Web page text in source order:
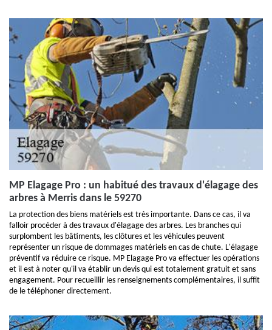
MP Elagage Pro : un habitué des travaux d'élagage des
arbres à Merris dans le 59270
La protection des biens matériels est très importante. Dans ce cas, il va
falloir procéder à des travaux d'élagage des arbres. Les branches qui
surplombent les bâtiments, les clôtures et les véhicules peuvent
représenter un risque de dommages matériels en cas de chute. L'élagage
préventif va réduire ce risque. MP Elagage Pro va effectuer les opérations
et il est à noter qu'il va établir un devis qui est totalement gratuit et sans
engagement. Pour recueillir les renseignements complémentaires, il suffit
de le téléphoner directement.